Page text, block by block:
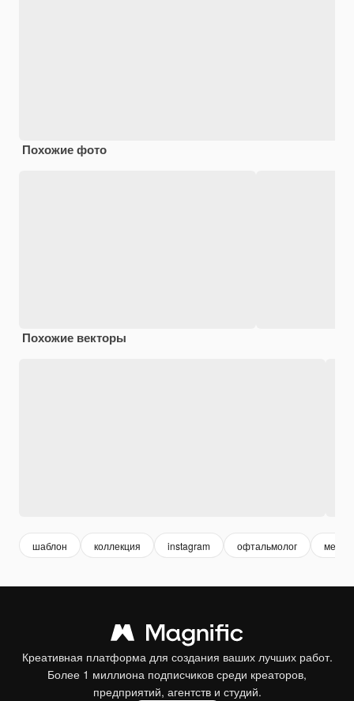
Похожие фото
Похожие векторы
шаблон коллекция instagram офтальмолог
Креативная платформа для создания ваших лучших работ.
Более 1 миллиона подписчиков среди креаторов,
предприятий, агентств и студий.